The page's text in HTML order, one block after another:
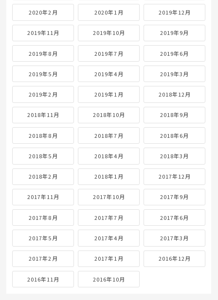
2020年2月 2020年1月 2019年12月
2019年11月 2019年10月 2019年9月
2019年8月 2019年7月 2019年6月
2019年5月 2019年4月 2019年3月
2019年2月 2019年1月 2018年12月
2018年11月 2018年10月 2018年9月
2018年8月 2018年7月 2018年6月
2018年5月 2018年4月 2018年3月
2018年2月 2018年1月 2017年12月
2017年11月 2017年10月 2017年9月
2017年8月 2017年7月 2017年6月
2017年5月 2017年4月 2017年3月
2017年2月 2017年1月 2016年12月
2016年11月 2016年10月